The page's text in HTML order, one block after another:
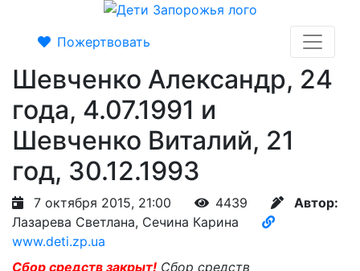
Пожертвовать
Шевченко Александр, 24
года, 4.07.1991 и
Шевченко Виталий, 21
год, 30.12.1993
7 октября 2015, 21:00 4439
Автор:
Лазарева Светлана, Сечина Карина
www.deti.zp.ua
Сбор средств закрыт! Сбор средств